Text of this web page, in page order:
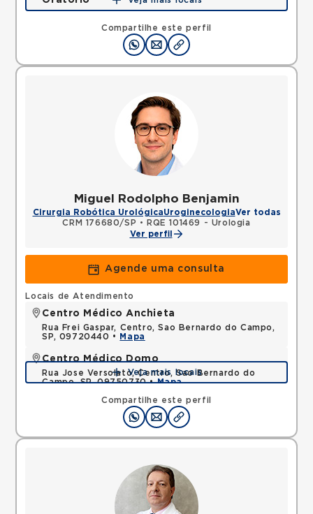
Compartilhe este perfil
Rua do Oratorio, Mooca, Sao Paulo, SP, 03117000 •
Miguel Rodolpho Benjamin
Cirurgia Robótica UrológicaUroginecologiaVer todas
CRM 176680/SP •
RQE 101469 - Urologia
Ver perfil
Agende uma consulta
Compartilhe este perfil
Locais de Atendimento
Centro Médico Anchieta
Rua Frei Gaspar, Centro, Sao Bernardo do Campo,
SP, 09720440 •
Mapa
Centro Médico Domo
Rua Jose Versolato, Centro, Sao Bernardo do
Campo, SP, 09750730 •Mapa
Veja mais locais